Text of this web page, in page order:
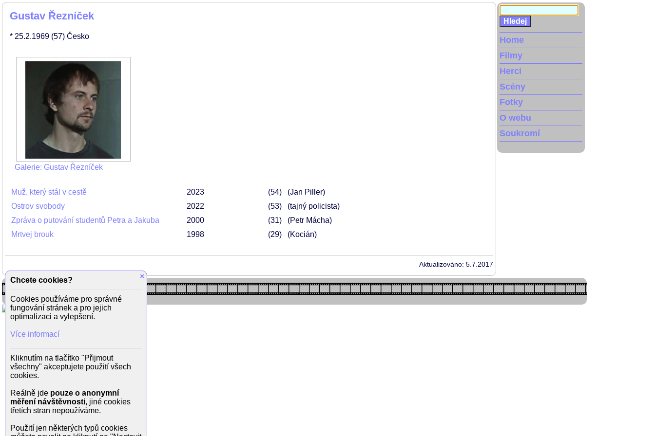
Gustav Řezníček
* 25.2.1969 (57) Česko
Galerie: Gustav Řezníček
Muž, který stál v cestě 2023 54
(Jan Piller)
Ostrov svobody
2022 53
(tajný policista)
Zpráva o putování studentů Petra a Jakuba
2000 31
(Petr Mácha)
Mrtvej brouk
1998 29 (Kocián)
Aktualizováno: 5.7.2017
Home
Filmy
Herci
Scény
Fotky
O webu
Soukromí
×
Chcete cookies?
Cookies používáme pro správné
fungování stránek a pro jejich
optimalizaci a vylepšení.
Více informací
Kliknutím na tlačítko "Přijmout
všechny" akceptujete použití všech
cookies.
Reálně jde pouze o anonymní
měření návštěvnosti, jiné cookies
třetích stran nepoužíváme.
Použití jen některých typů cookies